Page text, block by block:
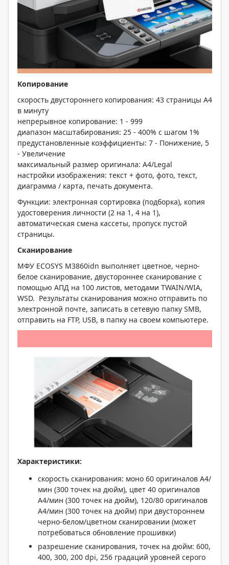
Копирование
скорость двустороннего копирования: 43 страницы А4
в минуту
непрерывное копирование: 1 - 999
диапазон масштабирования: 25 - 400% с шагом 1%
предустановленные коэффициенты: 7 - Понижение, 5
- Увеличение
максимальный размер оригинала: A4/Legal
настройки изображения: текст + фото, фото, текст,
диаграмма / карта, печать документа.
Функции: электронная сортировка (подборка), копия
удостоверения личности (2 на 1, 4 на 1),
автоматическая смена кассеты, пропуск пустой
страницы.
Сканирование
МФУ ECOSYS M3860idn выполняет цветное, черно-
белое сканирование, двустороннее сканирование с
помощью АПД на 100 листов, методами TWAIN/WIA,
WSD. Результаты сканирования можно отправить по
электронной почте, записать в сетевую папку SMB,
отправить на FTP, USB, в папку на своем компьютере.
Характеристики:
скорость сканирования: моно 60 оригиналов А4/
мин (300 точек на дюйм), цвет 40 оригиналов
А4/мин (300 точек на дюйм), 120/80 оригиналов
А4/мин (300 точек на дюйм) при двустороннем
черно-белом/цветном сканировании (может
потребоваться обновление прошивки)
разрешение сканирования, точек на дюйм: 600,
400, 300, 200 dpi, 256 градаций уровней серого